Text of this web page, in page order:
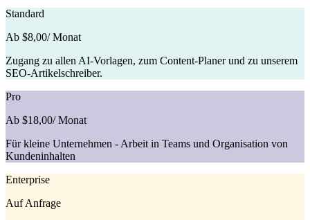
Standard
Ab $8,00/ Monat
Zugang zu allen AI-Vorlagen, zum Content-Planer und zu unserem
SEO-Artikelschreiber.
Pro
Ab $18,00/ Monat
Für kleine Unternehmen - Arbeit in Teams und Organisation von
Kundeninhalten
Enterprise
Auf Anfrage